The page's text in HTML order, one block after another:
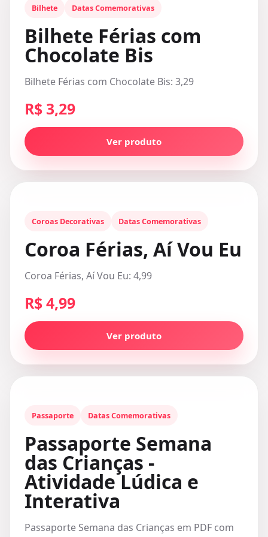
Bilhete Datas Comemorativas
Bilhete Férias com
Chocolate Bis
Bilhete Férias com Chocolate Bis: 3,29
R$ 3,29
Ver produto
Coroas Decorativas Datas Comemorativas
Coroa Férias, Aí Vou Eu
Coroa Férias, Aí Vou Eu: 4,99
R$ 4,99
Ver produto
Passaporte Datas Comemorativas
Passaporte Semana
das Crianças -
Atividade Lúdica e
Interativa
Passaporte Semana das Crianças em PDF com